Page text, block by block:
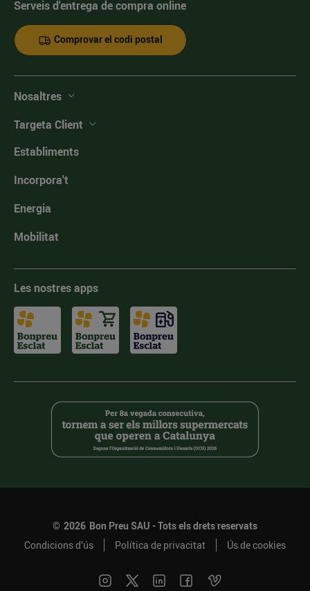
Serveis d'entrega de compra online
Comprovar el codi postal
Nosaltres
Targeta Client
Establiments
Incorpora't
Energia
Mobilitat
Les nostres apps
© 2026 Bon Preu SAU - Tots els drets reservats
Condicions d’ús
Política de privacitat Ús de cookies